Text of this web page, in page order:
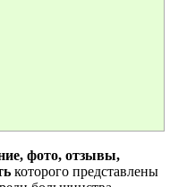
фото, отзывы,
которого представлены